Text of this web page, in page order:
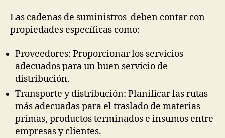
Las cadenas de suministros deben contar con
propiedades específicas como:
Proveedores: Proporcionar los servicios
adecuados para un buen servicio de
distribución.
Transporte y distribución: Planificar las rutas
más adecuadas para el traslado de materias
primas, productos terminados e insumos entre
empresas y clientes.